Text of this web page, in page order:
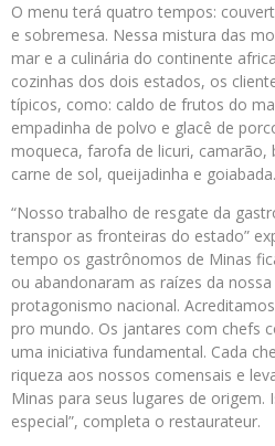
O menu terá quatro tempos:
e sobremesa. Nessa mistura das
mar e a culinária do continente
cozinhas dos dois estados, os
típicos, como: caldo de frutos do
empadinha de polvo e glacê de
moqueca, farofa de licuri, camarão,
carne de sol, queijadinha e goiabada.
“Nosso trabalho de resgate da
transpor as fronteiras do estado”
tempo os gastrônomos de Minas
ou abandonaram as raízes da
protagonismo nacional.
pro mundo. Os jantares com chefs
uma iniciativa fundamental. Cada
riqueza aos nossos comensais e
Minas para seus lugares de origem.
especial”, completa o restaurateur.